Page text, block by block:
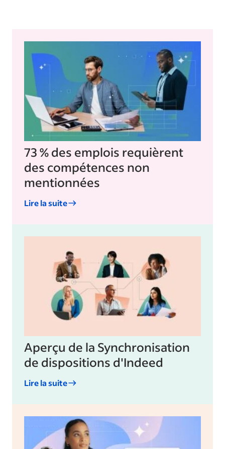
73 % des emplois requièrent
des compétences non
mentionnées
Lire la suite
Aperçu de la Synchronisation
de dispositions d'Indeed
Lire la suite